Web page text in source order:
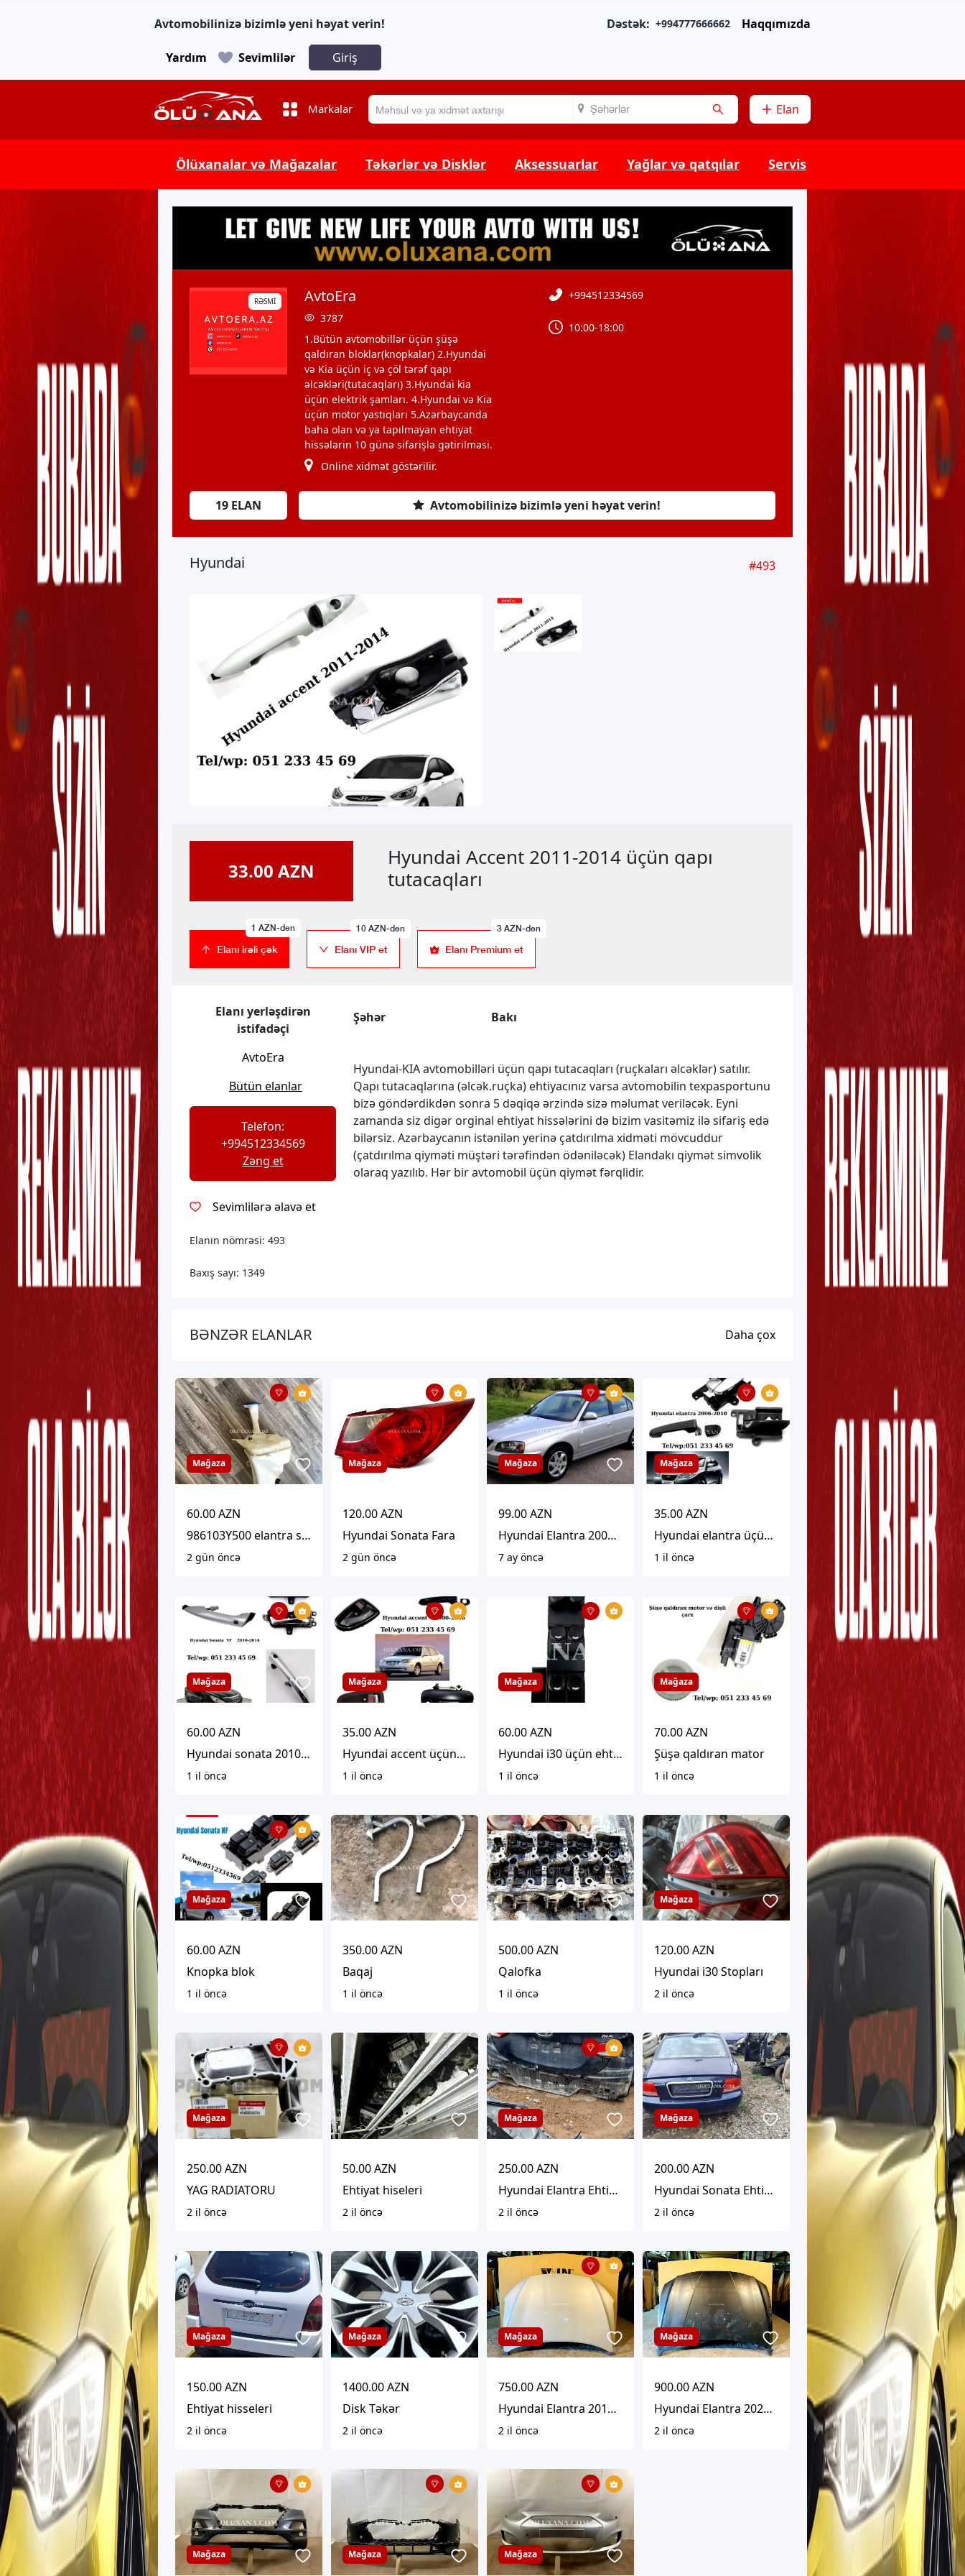
Avtomobilinizə bizimlə yeni həyat verin! Dəstək: +994777666662 Haqqımızda
Yardım Sevimlilər Giriş
Markalar Şəhərlər Elan
Ölüxanalar və Mağazalar Təkərlər və Disklər Aksessuarlar Yağlar və qatqılar Servis
RƏSMİ AvtoEra
3787
1.Bütün avtomobillər üçün şüşə
qaldıran bloklar(knopkalar) 2.Hyundai
və Kia üçün iç və çöl tərəf qapı
əlcəkləri(tutacaqları) 3.Hyundai kia
üçün elektrik şamları. 4.Hyundai və Kia
üçün motor yastıqları 5.Azərbaycanda
baha olan və ya tapılmayan ehtiyat
hissələrin 10 günə sifarişlə gətirilməsi.
Online xidmət göstərilir.
+994512334569
10:00-18:00
19ELAN Avtomobilinizə bizimlə yeni həyat verin!
Hyundai #493
33.00 AZN
Hyundai Accent 2011-2014 üçün qapı
tutacaqları
Elanı irəli çək
1 AZN-dən
Elanı VIP et
10 AZN-dən
Elanı Premium et
3 AZN-dən
Elanı yerləşdirən
istifadəçi
AvtoEra
Bütün elanlar
Telefon:
+994512334569
Zəng et
Sevimlilərə əlavə et
Elanın nömrəsi: 493
Baxış sayı: 1349
Şəhər Bakı
Hyundai-KIA avtomobilləri üçün qapı tutacaqları (ruçkaları əlcəklər) satılır.
Qapı tutacaqlarına (əlcək.ruçka) ehtiyacınız varsa avtomobilin texpasportunu
bizə göndərdikdən sonra 5 dəqiqə ərzində sizə məlumat veriləcək. Eyni
zamanda siz digər orginal ehtiyat hissələrini də bizim vasitəmiz ilə sifariş edə
bilərsiz. Azərbaycanın istənilən yerinə çatdırılma xidməti mövcuddur
(çatdırılma qiyməti müştəri tərəfindən ödəniləcək) Elandakı qiymət simvolik
olaraq yazılıb. Hər bir avtomobil üçün qiymət fərqlidir.
BƏNZƏR ELANLAR Daha çox
Mağaza
60.00 AZN
986103Y500 elantra su baçoku 2013
2 gün öncə
Mağaza
120.00 AZN
Hyundai Sonata Fara
2 gün öncə
Mağaza
99.00 AZN
Hyundai Elantra 2005 Ehtiyat hissələri
7 ay öncə
Mağaza
35.00 AZN
Hyundai elantra üçün qapı tutacaqları
1 il öncə
Mağaza
60.00 AZN
Hyundai sonata 2010-2014 üçün qapı tutacaqları
1 il öncə
Mağaza
35.00 AZN
Hyundai accent üçün qapı tutacaqları
1 il öncə
Mağaza
60.00 AZN
Hyundai i30 üçün ehtiyyat hissələri
1 il öncə
Mağaza
70.00 AZN
Şüşə qaldıran mator
1 il öncə
Mağaza
60.00 AZN
Knopka blok
1 il öncə
350.00 AZN
Baqaj
1 il öncə
500.00 AZN
Qalofka
1 il öncə
Mağaza
120.00 AZN
Hyundai i30 Stopları
2 il öncə
Mağaza
250.00 AZN
YAG RADIATORU
2 il öncə
50.00 AZN
Ehtiyat hiseleri
2 il öncə
Mağaza
250.00 AZN
Hyundai Elantra Ehtiyat Hisseleri
2 il öncə
Mağaza
200.00 AZN
Hyundai Sonata Ehtiyat Hisseleri
2 il öncə
Mağaza
150.00 AZN
Ehtiyat hisseleri
2 il öncə
Mağaza
1400.00 AZN
Disk Təkər
2 il öncə
Mağaza
750.00 AZN
Hyundai Elantra 2016-2018 Kapot
2 il öncə
Mağaza
900.00 AZN
Hyundai Elantra 2020-2023 Kapot
2 il öncə
Mağaza Mağaza Mağaza